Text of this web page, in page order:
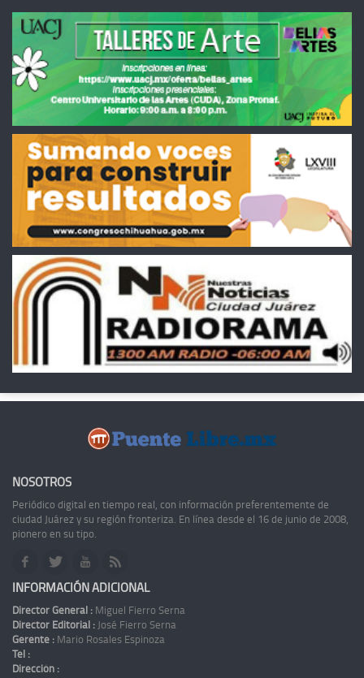
NOSOTROS
Periódico digital en tiempo real, con información preferentemente de
ciudad Juárez y su región fronteriza. En línea desde el 16 de junio de 2008,
pionero en su tipo.
INFORMACIÓN ADICIONAL
Director General : Miguel Fierro Serna
Director Editorial : José Fierro Serna
Gerente : Mario Rosales Espinoza
Tel :
Dirección :